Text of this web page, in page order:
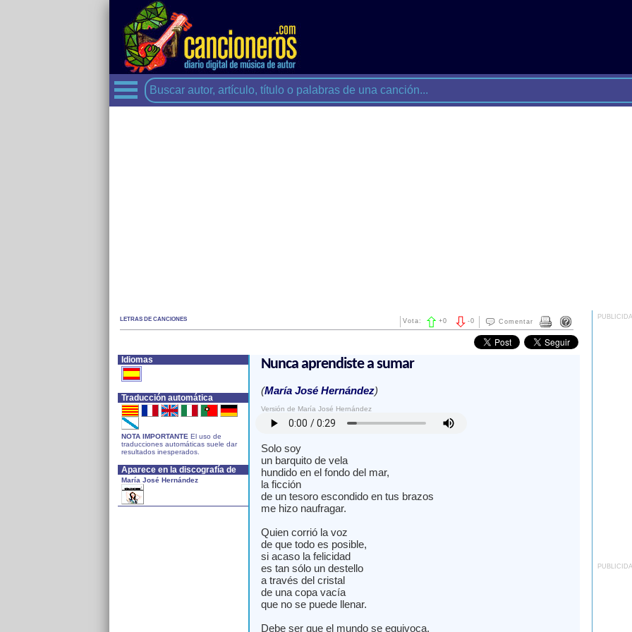
LETRAS DE CANCIONES Comentar
-0
Vota: +0
Idiomas
Traducción automática
NOTA IMPORTANTE El uso de
traducciones automáticas suele dar
resultados inesperados.
Aparece en la discografía de
María José Hernández
Nunca aprendiste a sumar
(María José Hernández)
Versión de María José Hernández
Solo soy
un barquito de vela
hundido en el fondo del mar,
la ficción
de un tesoro escondido en tus brazos
me hizo naufragar.
Quien corrió la voz
de que todo es posible,
si acaso la felicidad
es tan sólo un destello
a través del cristal
de una copa vacía
que no se puede llenar.
Debe ser que el mundo se equivoca,